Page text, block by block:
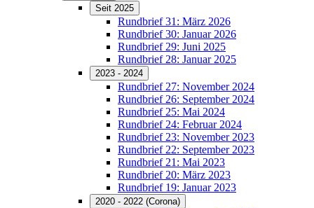
Seit 2025
Rundbrief 31: März 2026
Rundbrief 30: Januar 2026
Rundbrief 29: Juni 2025
Rundbrief 28: Januar 2025
2023 - 2024
Rundbrief 27: November 2024
Rundbrief 26: September 2024
Rundbrief 25: Mai 2024
Rundbrief 24: Februar 2024
Rundbrief 23: November 2023
Rundbrief 22: September 2023
Rundbrief 21: Mai 2023
Rundbrief 20: März 2023
Rundbrief 19: Januar 2023
2020 - 2022 (Corona)